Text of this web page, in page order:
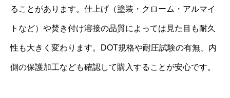
ることがあります。仕上げ（塗装・クローム・アルマイ
トなど）や焚き付け溶接の品質によっては見た目も耐久
性も大きく変わります。DOT規格や耐圧試験の有無、内
側の保護加工なども確認して購入することが安心です。